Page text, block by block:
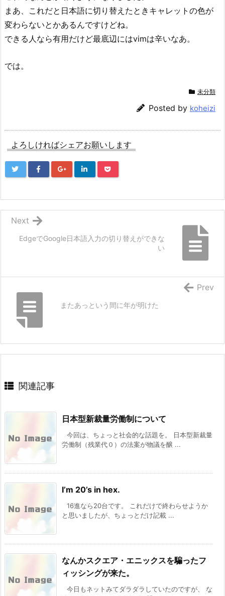
まあ、これだと日本語に切り替えたときキャレットの色が
変わらないとかあるんですけどね。
できる人なら有用だけど最底辺にはvimは辛いなあ。
では。
未分類
Posted by koheizi
よろしければシェアお願いします
EdgeでGoogle日本語入力の切り替えができな
い
Next
またあっという間に年が明けた
Prev
関連記事
日本型新裁量労働制について
今回は、ちょっと社会的な話題を。 日本型新裁量
労働制（残業代０）の法案が物議を醸 ...
I’m 20’s in hex.
16進なら20台です。 これだけで終わらせようか
と思いましたが、ちょっとだけ記載 ...
なんかスクエア・エニックスを騙ったフ
ィッシングが来た。
今日もネットみてダラダラしていたのですが、 な